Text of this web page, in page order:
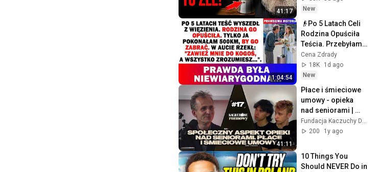
41:17
New
1:04:54
👴Po 5 Latach Celi
Rodzina Opuściła
Teścia. Przebyłam
500km. Rzekł:
"Zawieź Do Kogoś,
Zrozumiesz..."🤔
Cena Zdrady
18K
1d ago
New
41:11
Płace i śmieciowe
umowy - opieka
nad seniorami |
Daniel Tumanowicz
| Kaczuchowe
Fundacja Kaczuchy Dziennikarskie
200
1y ago
10 Things You
Should NEVER Do in